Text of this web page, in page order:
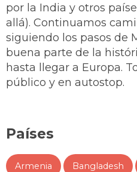
por la India y otros
allá). Continuamos
siguiendo los pasos de
buena parte de la
hasta llegar a Europa.
público y en autostop.
Países
Armenia Bangladesh